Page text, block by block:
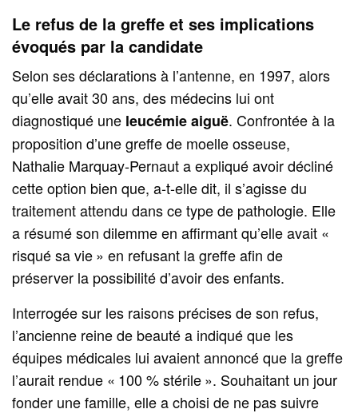
Le refus de la greffe et ses implications
évoqués par la candidate
Selon ses déclarations à l’antenne, en 1997, alors
qu’elle avait 30 ans, des médecins lui ont
diagnostiqué une leucémie aiguë. Confrontée à la
proposition d’une greffe de moelle osseuse,
Nathalie Marquay-Pernaut a expliqué avoir décliné
cette option bien que, a-t-elle dit, il s’agisse du
traitement attendu dans ce type de pathologie. Elle
a résumé son dilemme en affirmant qu’elle avait «
risqué sa vie » en refusant la greffe afin de
préserver la possibilité d’avoir des enfants.
Interrogée sur les raisons précises de son refus,
l’ancienne reine de beauté a indiqué que les
équipes médicales lui avaient annoncé que la greffe
l’aurait rendue « 100 % stérile ». Souhaitant un jour
fonder une famille, elle a choisi de ne pas suivre